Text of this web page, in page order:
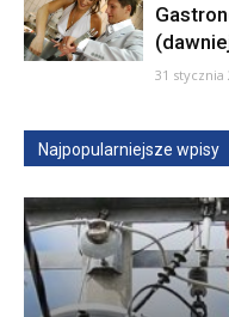
31 stycznia
Najpopularniejsze wpisy